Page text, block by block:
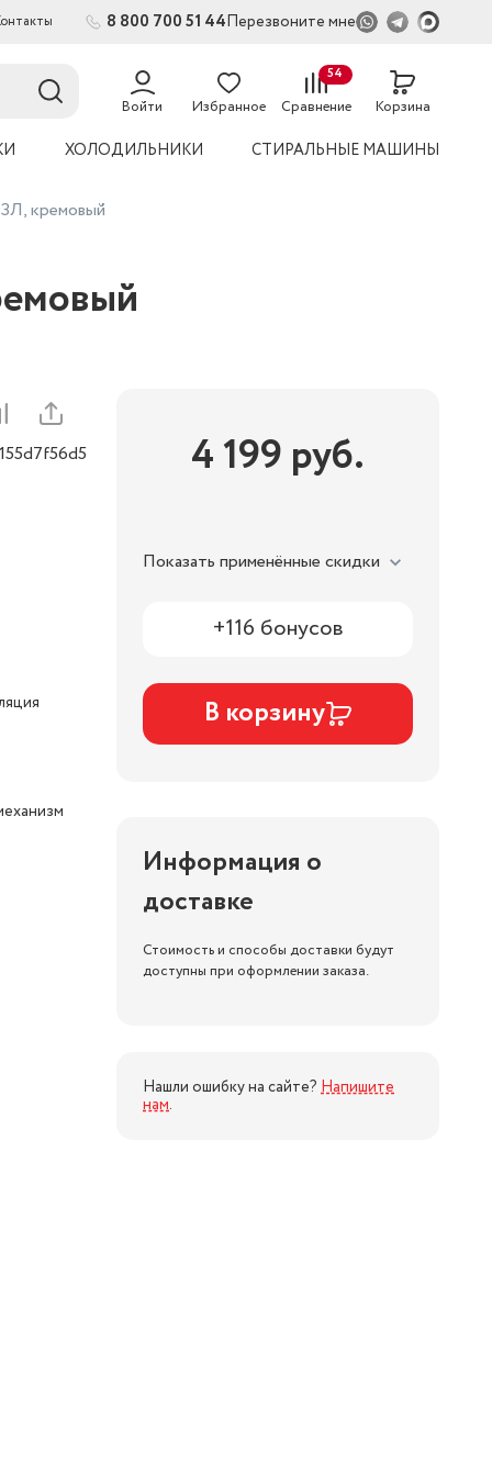
8 800 700 51 44Перезвоните мне
Войти Избранное Сравнение
54
Корзина
ХОЛОДИЛЬНИКИ СТИРАЛЬНЫЕ МАШИНЫ
кремовый
4 199 руб.
Показать применённые скидки
+116 бонусов
В корзину
Информация о
доставке
Стоимость и способы доставки будут
доступны при оформлении заказа.
Нашли ошибку на сайте? Напишите
нам.